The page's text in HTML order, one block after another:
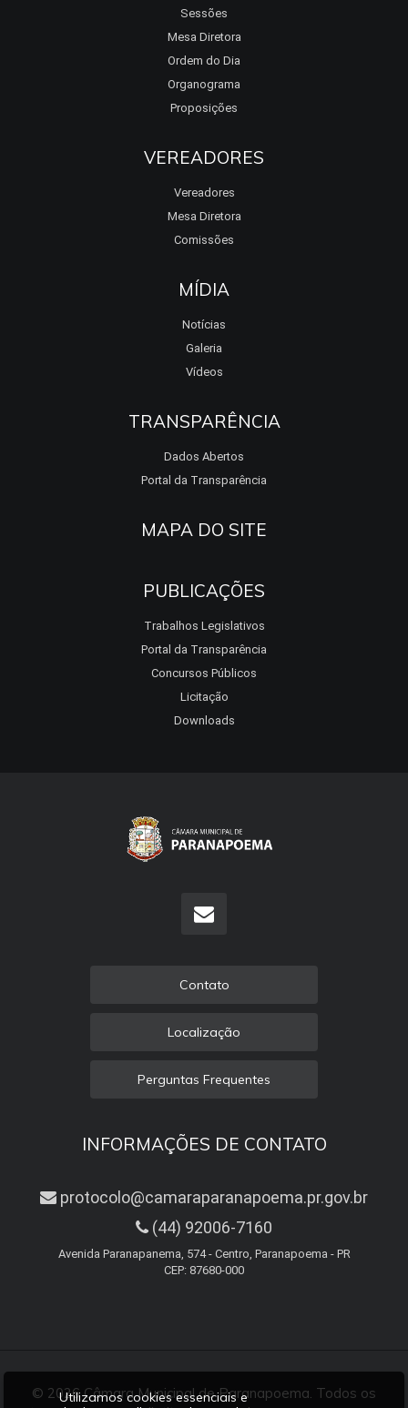
Sessões
Mesa Diretora
Ordem do Dia
Organograma
Proposições
VEREADORES
Vereadores
Mesa Diretora
Comissões
MÍDIA
Notícias
Galeria
Vídeos
TRANSPARÊNCIA
Dados Abertos
Portal da Transparência
MAPA DO SITE
PUBLICAÇÕES
Trabalhos Legislativos
Portal da Transparência
Concursos Públicos
Licitação
Downloads
Contato
Localização
Perguntas Frequentes
INFORMAÇÕES DE CONTATO
protocolo@camaraparanapoema.pr.gov.br
(44) 92006-7160
Avenida Paranapanema, 574 - Centro, Paranapoema - PR
CEP: 87680-000
© 2026 Câmara Municipal de Paranapoema. Todos os
Utilizamos cookies essenciais e